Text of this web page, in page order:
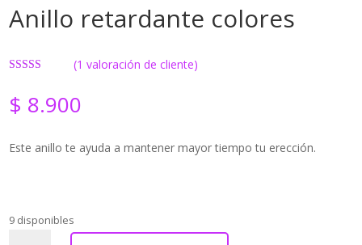
Anillo retardante colores
base a
valoración
(1 valoración de cliente)
$ 8.900
Este anillo te ayuda a mantener mayor tiempo tu erección.
9 disponibles